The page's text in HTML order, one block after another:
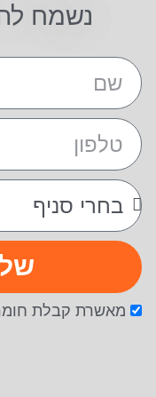
נשמח
מאשרת קבלת